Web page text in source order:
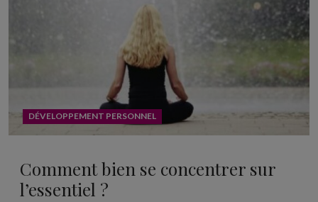
DÉVELOPPEMENT PERSONNEL
Comment bien se concentrer sur
l’essentiel ?